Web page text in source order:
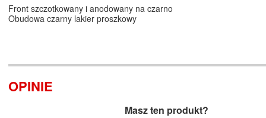
Front szczotkowany i anodowany na czarno
Obudowa czarny lakier proszkowy
OPINIE
Masz ten produkt?